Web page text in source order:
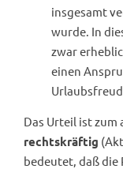
insgesamt
wurde. In
zwar
einen
Das Urteil ist
rechtskräftig
bedeutet, daß die